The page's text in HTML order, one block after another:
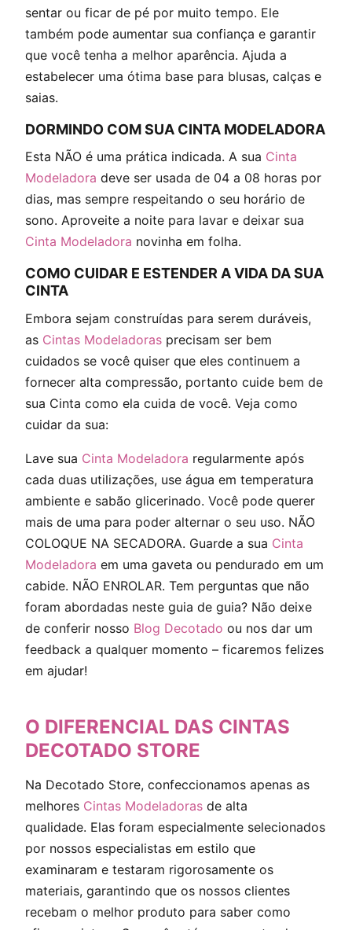
sentar ou ficar de pé por muito tempo. Ele
também pode aumentar sua confiança e garantir
que você tenha a melhor aparência. Ajuda a
estabelecer uma ótima base para blusas, calças e
saias.
DORMINDO COM SUA CINTA MODELADORA
Esta NÃO é uma prática indicada. A sua Cinta
Modeladora deve ser usada de 04 a 08 horas por
dias, mas sempre respeitando o seu horário de
sono. Aproveite a noite para lavar e deixar sua
Cinta Modeladora novinha em folha.
COMO CUIDAR E ESTENDER A VIDA DA SUA
CINTA
Embora sejam construídas para serem duráveis,
as Cintas Modeladoras precisam ser bem
cuidados se você quiser que eles continuem a
fornecer alta compressão, portanto cuide bem de
sua Cinta como ela cuida de você. Veja como
cuidar da sua:
Lave sua Cinta Modeladora regularmente após
cada duas utilizações, use água em temperatura
ambiente e sabão glicerinado. Você pode querer
mais de uma para poder alternar o seu uso. NÃO
COLOQUE NA SECADORA. Guarde a sua Cinta
Modeladora em uma gaveta ou pendurado em um
cabide. NÃO ENROLAR. Tem perguntas que não
foram abordadas neste guia de guia? Não deixe
de conferir nosso Blog Decotado ou nos dar um
feedback a qualquer momento – ficaremos felizes
em ajudar!
O DIFERENCIAL DAS CINTAS
DECOTADO STORE
Na Decotado Store, confeccionamos apenas as
melhores Cintas Modeladoras de alta
qualidade. Elas foram especialmente selecionados
por nossos especialistas em estilo que
examinaram e testaram rigorosamente os
materiais, garantindo que os nossos clientes
recebam o melhor produto para saber como